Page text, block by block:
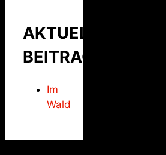
AKTUELLER
BEITRAG
Im
Wald